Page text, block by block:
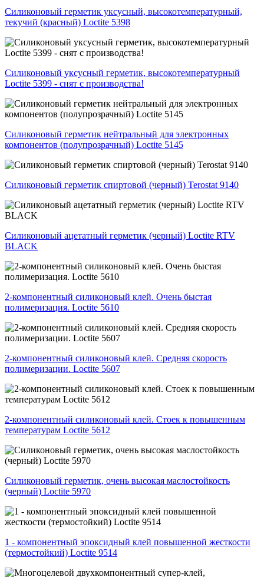
Силиконовый герметик уксусный, высокотемпературный,
текучий (красный) Loctite 5398
Силиконовый уксусный герметик, высокотемпературный
Loctite 5399 - снят с производства!
Силиконовый герметик нейтральный для электронных
компонентов (полупрозрачный) Loctite 5145
Силиконовый герметик спиртовой (черный) Terostat 9140
Силиконовый ацетатный герметик (черный) Loctite RTV
BLACK
2-компонентный силиконовый клей. Очень быстая
полимеризация. Loctite 5610
2-компонентный силиконовый клей. Средняя скорость
полимеризации. Loctite 5607
2-компонентный силиконовый клей. Стоек к повышенным
температурам Loctite 5612
Силиконовый герметик, очень высокая маслостойкость
(черный) Loctite 5970
1 - компонентный эпоксидный клей повышенной жесткости
(термостойкий) Loctite 9514